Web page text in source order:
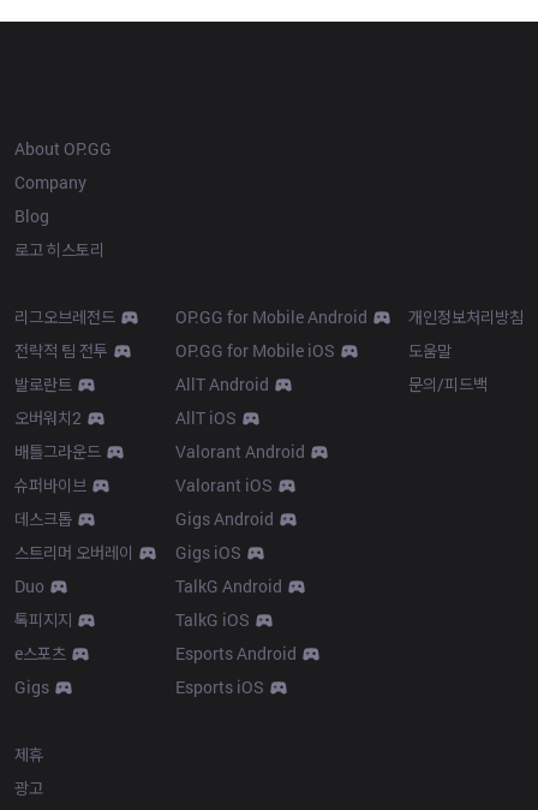
About OP.GG
Company
Blog
로고 히스토리
리그오브레전드
전략적 팀 전투
발로란트
오버워치2
배틀그라운드
슈퍼바이브
데스크톱
스트리머 오버레이
Duo
톡피지지
e스포츠
Gigs
OP.GG for Mobile Android
OP.GG for Mobile iOS
AllT Android
AllT iOS
Valorant Android
Valorant iOS
Gigs Android
Gigs iOS
TalkG Android
TalkG iOS
Esports Android
Esports iOS
개인정보처리방침
도움말
문의/피드백
제휴
광고